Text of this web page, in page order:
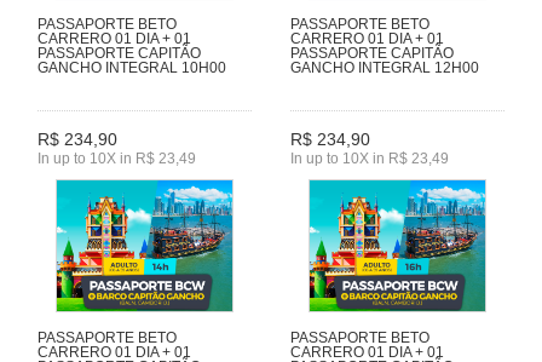
PASSAPORTE BETO
CARRERO 01 DIA + 01
PASSAPORTE CAPITÃO
GANCHO INTEGRAL 10H00
R$ 234,90
In up to 10X in R$ 23,49
PASSAPORTE BETO
CARRERO 01 DIA + 01
PASSAPORTE CAPITÃO
GANCHO INTEGRAL 12H00
R$ 234,90
In up to 10X in R$ 23,49
PASSAPORTE BETO
CARRERO 01 DIA + 01
PASSAPORTE BETO
CARRERO 01 DIA + 01